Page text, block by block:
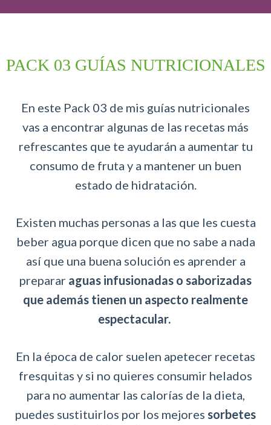
PACK 03 GUÍAS NUTRICIONALES
En este Pack 03 de mis guías nutricionales
vas a encontrar algunas de las recetas más
refrescantes que te ayudarán a aumentar tu
consumo de fruta y a mantener un buen
estado de hidratación.
Existen muchas personas a las que les cuesta
beber agua porque dicen que no sabe a nada
así que una buena solución es aprender a
preparar aguas infusionadas o saborizadas
que además tienen un aspecto realmente
espectacular.
En la época de calor suelen apetecer recetas
fresquitas y si no quieres consumir helados
para no aumentar las calorías de la dieta,
puedes sustituirlos por los mejores sorbetes